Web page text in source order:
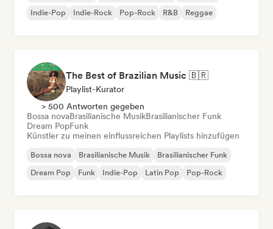
Indie-Pop
Indie-Rock Pop-Rock R&B Reggae
The Best of Brazilian Music 🇧🇷
Playlist-Kurator
> 500 Antworten gegeben
Bossa novaBrasilianische MusikBrasilianischer Funk
Dream PopFunk
Künstler zu meinen einflussreichen Playlists hinzufügen
Bossa nova Brasilianische Musik
Brasilianischer Funk
Dream Pop
Funk Indie-Pop Latin Pop Pop-Rock